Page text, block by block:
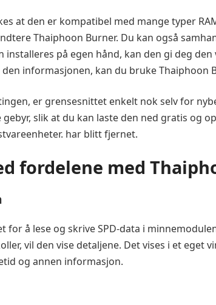
at den er kompatibel med mange typer
Thaiphoon Burner. Du kan også
på egen hånd, kan den gi deg
informasjonen, kan du bruke Thaiphoon
er grensesnittet enkelt nok selv for
slik at du kan laste den ned gratis og
har blitt fjernet.
fordelene med
for å lese og skrive SPD-data i
vil den vise detaljene. Det vises i et eget
og annen informasjon.